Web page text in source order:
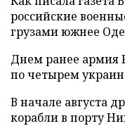
российские
грузами южнее
Днем ранее армия
по четырем
В начале августа
корабли в порту